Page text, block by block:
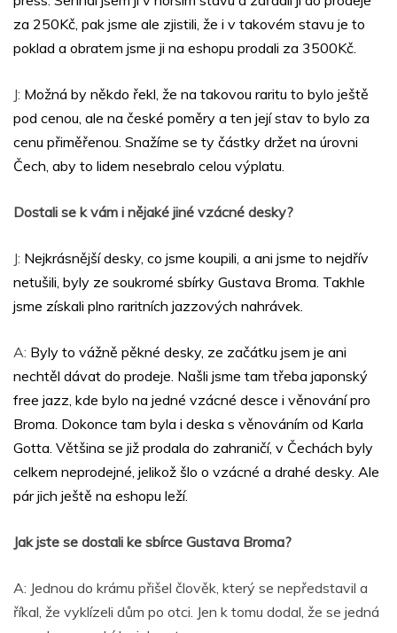
za 250Kč, pak jsme ale zjistili, že i v takovém stavu je to
poklad a obratem jsme ji na eshopu prodali za 3500Kč.
J: Možná by někdo řekl, že na takovou raritu to bylo ještě
pod cenou, ale na české poměry a ten její stav to bylo za
cenu přiměřenou. Snažíme se ty částky držet na úrovni
Čech, aby to lidem nesebralo celou výplatu.
Dostali se k vám i nějaké jiné vzácné desky?
J: Nejkrásnější desky, co jsme koupili, a ani jsme to nejdřív
netušili, byly ze soukromé sbírky Gustava Broma. Takhle
jsme získali plno raritních jazzových nahrávek.
A: Byly to vážně pěkné desky, ze začátku jsem je ani
nechtěl dávat do prodeje. Našli jsme tam třeba japonský
free jazz, kde bylo na jedné vzácné desce i věnování pro
Broma. Dokonce tam byla i deska s věnováním od Karla
Gotta. Většina se již prodala do zahraničí, v Čechách byly
celkem neprodejné, jelikož šlo o vzácné a drahé desky. Ale
pár jich ještě na eshopu leží.
Jak jste se dostali ke sbírce Gustava Broma?
A: Jednou do krámu přišel člověk, který se nepředstavil a
říkal, že vyklízeli dům po otci. Jen k tomu dodal, že se jedná